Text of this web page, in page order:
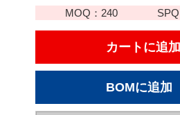
MOQ： 240 SPQ